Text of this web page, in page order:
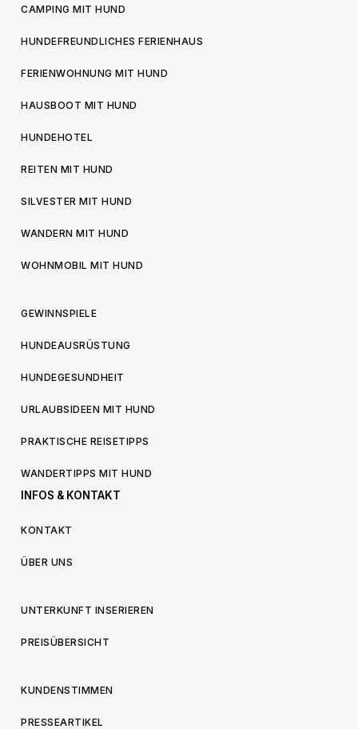
CAMPING MIT HUND
HUNDEFREUNDLICHES FERIENHAUS
FERIENWOHNUNG MIT HUND
HAUSBOOT MIT HUND
HUNDEHOTEL
REITEN MIT HUND
SILVESTER MIT HUND
WANDERN MIT HUND
WOHNMOBIL MIT HUND
GEWINNSPIELE
HUNDEAUSRÜSTUNG
HUNDEGESUNDHEIT
URLAUBSIDEEN MIT HUND
PRAKTISCHE REISETIPPS
WANDERTIPPS MIT HUND
INFOS & KONTAKT
KONTAKT
ÜBER UNS
UNTERKUNFT INSERIEREN
PREISÜBERSICHT
KUNDENSTIMMEN
PRESSEARTIKEL